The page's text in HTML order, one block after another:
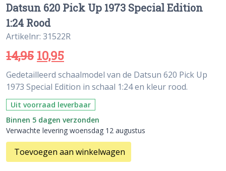
Datsun 620 Pick Up 1973 Special Edition
1:24 Rood
Artikelnr: 31522R
14,95 10,95
Gedetailleerd schaalmodel van de Datsun 620 Pick Up
1973 Special Edition in schaal 1:24 en kleur rood.
Uit voorraad leverbaar
Binnen 5 dagen verzonden
Verwachte levering woensdag 12 augustus
Toevoegen aan winkelwagen